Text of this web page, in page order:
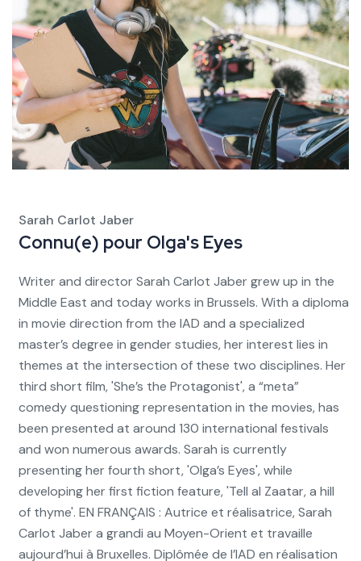
Sarah Carlot Jaber
Connu(e) pour Olga's Eyes
Writer and director Sarah Carlot Jaber grew up in the
Middle East and today works in Brussels. With a diploma
in movie direction from the IAD and a specialized
master’s degree in gender studies, her interest lies in
themes at the intersection of these two disciplines. Her
third short film, 'She’s the Protagonist', a “meta”
comedy questioning representation in the movies, has
been presented at around 130 international festivals
and won numerous awards. Sarah is currently
presenting her fourth short, 'Olga’s Eyes', while
developing her first fiction feature, 'Tell al Zaatar, a hill
of thyme'. EN FRANÇAIS : Autrice et réalisatrice, Sarah
Carlot Jaber a grandi au Moyen-Orient et travaille
aujourd’hui à Bruxelles. Diplômée de l’IAD en réalisation